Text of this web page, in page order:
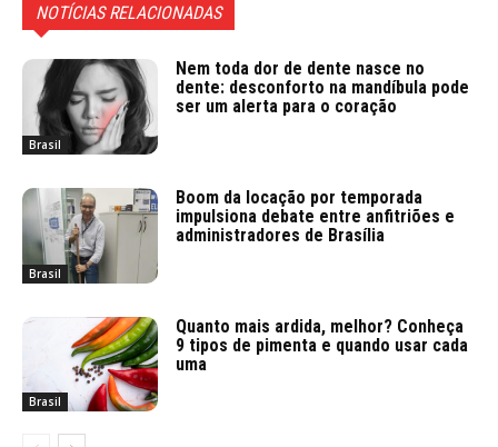
NOTÍCIAS RELACIONADAS
Brasil
Nem toda dor de dente nasce no
dente: desconforto na mandíbula pode
ser um alerta para o coração
Brasil
Boom da locação por temporada
impulsiona debate entre anfitriões e
administradores de Brasília
Brasil
Quanto mais ardida, melhor? Conheça
9 tipos de pimenta e quando usar cada
uma